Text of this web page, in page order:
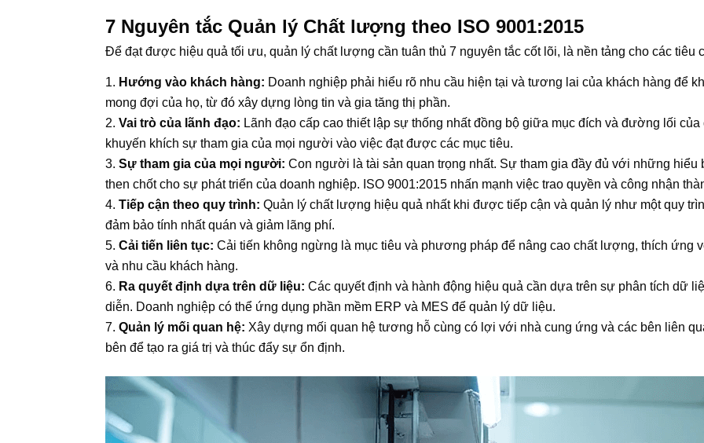
7 Nguyên tắc Quản lý Chất lượng theo ISO 9001:2015
Để đạt được hiệu quả tối ưu, quản lý chất lượng cần tuân thủ 7 nguyên tắc cốt lõi, là nền tảng cho các tiêu
Hướng vào khách hàng: Doanh nghiệp phải hiểu rõ nhu cầu hiện tại và tương lai của khách hàng để
mong đợi của họ, từ đó xây dựng lòng tin và gia tăng thị phần.
Vai trò của lãnh đạo: Lãnh đạo cấp cao thiết lập sự thống nhất đồng bộ giữa mục đích và đường lối
khuyến khích sự tham gia của mọi người vào việc đạt được các mục tiêu.
Sự tham gia của mọi người: Con người là tài sản quan trọng nhất. Sự tham gia đầy đủ với những hiểu
then chốt cho sự phát triển của doanh nghiệp. ISO 9001:2015 nhấn mạnh việc trao quyền và công nhận
Tiếp cận theo quy trình: Quản lý chất lượng hiệu quả nhất khi được tiếp cận và quản lý như một quy
đảm bảo tính nhất quán và giảm lãng phí.
Cải tiến liên tục: Cải tiến không ngừng là mục tiêu và phương pháp để nâng cao chất lượng, thích ứng
và nhu cầu khách hàng.
Ra quyết định dựa trên dữ liệu: Các quyết định và hành động hiệu quả cần dựa trên sự phân tích dữ
diễn. Doanh nghiệp có thể ứng dụng phần mềm ERP và MES để quản lý dữ liệu.
Quản lý mối quan hệ: Xây dựng mối quan hệ tương hỗ cùng có lợi với nhà cung ứng và các bên liên
bên để tạo ra giá trị và thúc đẩy sự ổn định.